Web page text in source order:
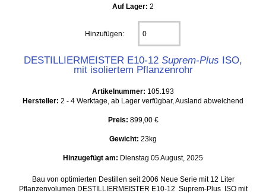
Auf Lager: 2
Hinzufügen:
DESTILLIERMEISTER E10-12 Suprem-Plus ISO,
mit isoliertem Pflanzenrohr
Artikelnummer: 105.193
Hersteller: 2 - 4 Werktage, ab Lager verfügbar, Ausland abweichend
Preis: 899,00 €
Gewicht: 23kg
Hinzugefügt am: Dienstag 05 August, 2025
Bau von optimierten Destillen seit 2006 Neue Serie mit 12 Liter
Pflanzenvolumen DESTILLIERMEISTER E10-12 Suprem-Plus ISO mit